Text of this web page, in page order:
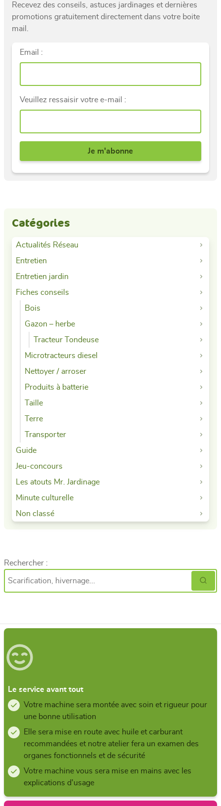
Recevez des conseils, astuces jardinages et dernières
promotions gratuitement directement dans votre boite
mail.
Email :
Veuillez ressaisir votre e-mail :
Catégories
Actualités Réseau
Entretien
Entretien jardin
Fiches conseils
Bois
Gazon – herbe
Tracteur Tondeuse
Microtracteurs diesel
Nettoyer / arroser
Produits à batterie
Taille
Terre
Transporter
Guide
Jeu-concours
Les atouts Mr. Jardinage
Minute culturelle
Non classé
Rechercher :
Le service avant tout
Votre machine sera montée avec soin et rigueur pour
une bonne utilisation
Elle sera mise en route avec huile et carburant
recommandées et notre atelier fera un examen des
organes fonctionnels et de sécurité
Votre machine vous sera mise en mains avec les
explications d'usage